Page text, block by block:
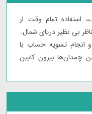
استفاده تمام وقت از
بی نظیر دریای شمال.
پذیرش و انجام تسویه حساب با
الی 23:45 قرار دادن چمدان‌ها بیرون کابین